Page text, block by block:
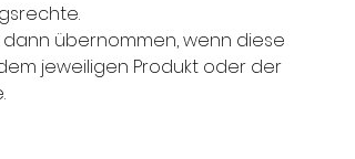
übernommen, wenn diese
jeweiligen Produkt oder der